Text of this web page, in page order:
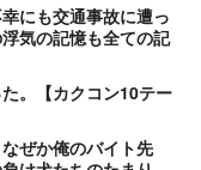
にも交通事故に遭っ
気の記憶も全ての記
。【カクコン10テー
ぜか俺のバイト先